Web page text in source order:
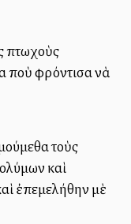
πτωχοὺς
ποὺ φρόντισα νὰ
τοὺς
καὶ
ἐπεμελήθην μὲ